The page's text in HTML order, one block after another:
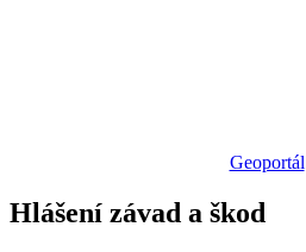
Geoportál
Hlášení závad a škod